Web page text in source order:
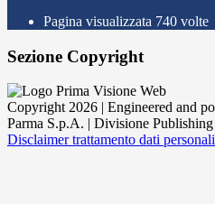
Pagina visualizzata 740 volte
Sezione Copyright
Copyright 2026 | Engineered and
Parma S.p.A. | Divisione
Disclaimer trattamento dati personali